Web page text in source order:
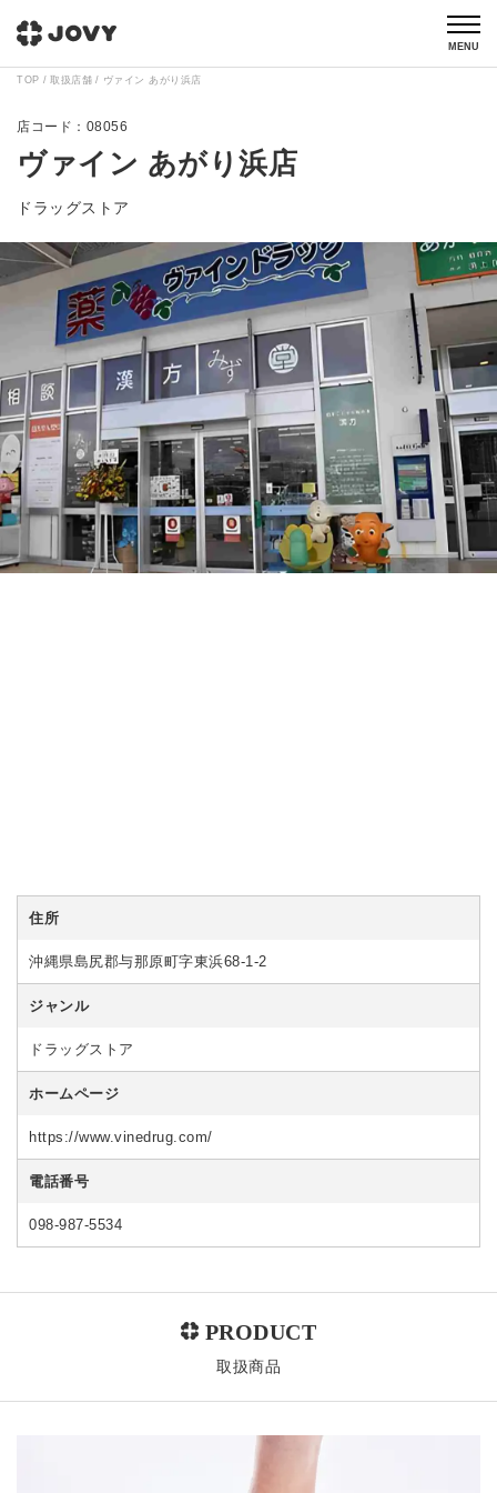
MENU
TOP 取扱店舗 ヴァイン あがり浜店
08056
ヴァイン あがり浜店
ドラッグストア
住所
沖縄県島尻郡与那原町字東浜68-1-2
ジャンル
ドラッグストア
ホームページ
https://www.vinedrug.com/
電話番号
098-987-5534
取扱商品